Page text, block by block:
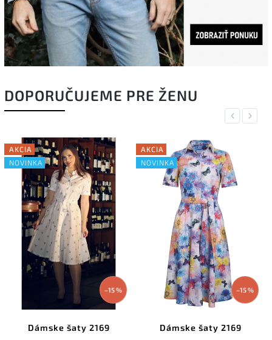
DOPORUČUJEME PRE ŽENU
Previous
AKCIA
NOVINKA
–15 %
Dámske šaty 2169
AKCIA
NOVINKA
–15 %
Dámske šaty 2169
Next